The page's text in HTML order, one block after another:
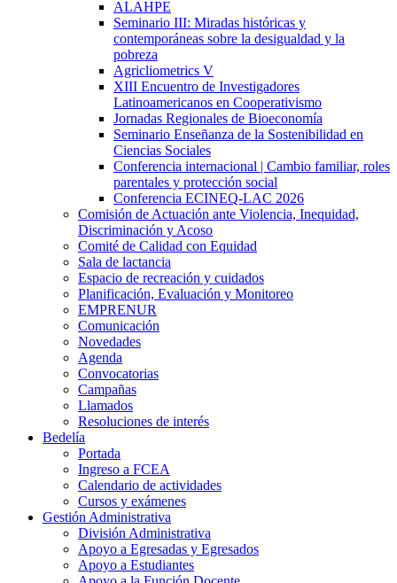
ALAHPE
Seminario III: Miradas históricas y
contemporáneas sobre la desigualdad y la
pobreza
Agricliometrics V
XIII Encuentro de Investigadores
Latinoamericanos en Cooperativismo
Jornadas Regionales de Bioeconomía
Seminario Enseñanza de la Sostenibilidad en
Ciencias Sociales
Conferencia internacional | Cambio familiar, roles
parentales y protección social
Conferencia ECINEQ-LAC 2026
Comisión de Actuación ante Violencia, Inequidad,
Discriminación y Acoso
Comité de Calidad con Equidad
Sala de lactancia
Espacio de recreación y cuidados
Planificación, Evaluación y Monitoreo
EMPRENUR
Comunicación
Novedades
Agenda
Convocatorias
Campañas
Llamados
Resoluciones de interés
Bedelía
Portada
Ingreso a FCEA
Calendario de actividades
Cursos y exámenes
Gestión Administrativa
División Administrativa
Apoyo a Egresadas y Egresados
Apoyo a Estudiantes